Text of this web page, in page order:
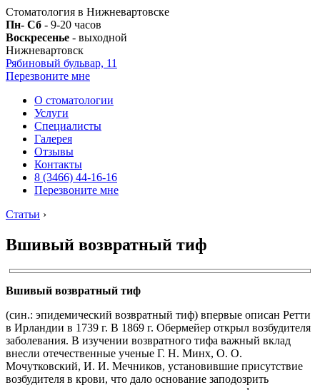
Стоматология в Нижневартовске
Пн- Сб - 9-20 часов
Воскресенье - выходной
Нижневартовск
Рябиновый бульвар, 11
Перезвоните мне
О стоматологии
Услуги
Специалисты
Галерея
Отзывы
Контакты
8 (3466) 44-16-16
Перезвоните мне
Статьи ›
Вшивый возвратный тиф
Вшивый возвратный тиф
(син.: эпидемический возвратный тиф) впервые описан Ретти
в Ирландии в 1739 г. В 1869 г. Обермейер открыл возбудителя
заболевания. В изучении возвратного тифа важный вклад
внесли отечественные ученые Г. Н. Минх, О. О.
Мочутковский, И. И. Мечников, установившие присутствие
возбудителя в крови, что дало основание заподозрить